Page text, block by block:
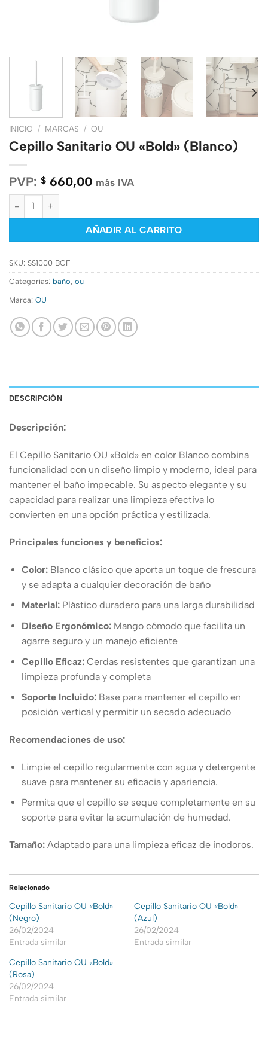
INICIO / MARCAS / OU
Cepillo Sanitario OU «Bold» (Blanco)
PVP: $ 660,00 más IVA
Cepillo Sanitario OU "Bold" (Blanco) cantidad
AÑADIR AL CARRITO
SKU: SS1000 BCF
Categorías: baño, ou
Marca: OU
DESCRIPCIÓN
Descripción:
El Cepillo Sanitario OU «Bold» en color Blanco combina
funcionalidad con un diseño limpio y moderno, ideal para
mantener el baño impecable. Su aspecto elegante y su
capacidad para realizar una limpieza efectiva lo
convierten en una opción práctica y estilizada.
Principales funciones y beneficios:
Color:Blanco clásico que aporta un toque de frescura
y se adapta a cualquier decoración de baño
Material:Plástico duradero para una larga durabilidad
Diseño Ergonómico:Mango cómodo que facilita un
agarre seguro y un manejo eficiente
Cepillo Eficaz:Cerdas resistentes que garantizan una
limpieza profunda y completa
Soporte Incluido:Base para mantener el cepillo en
posición vertical y permitir un secado adecuado
Recomendaciones de uso:
Limpie el cepillo regularmente con agua y detergente
suave para mantener su eficacia y apariencia.
Permita que el cepillo se seque completamente en su
soporte para evitar la acumulación de humedad.
Tamaño: Adaptado para una limpieza eficaz de inodoros.
Relacionado
Cepillo Sanitario OU «Bold»
(Negro)
26/02/2024
Entrada similar
Cepillo Sanitario OU «Bold»
(Azul)
26/02/2024
Entrada similar
Cepillo Sanitario OU «Bold»
(Rosa)
26/02/2024
Entrada similar